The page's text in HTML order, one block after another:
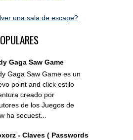
una sala de escape?
Gaga Saw Game
Gaga Saw Game es un
point and click estilo
creado por
de los Juegos de
ha secuest...
- Claves ( Passwords